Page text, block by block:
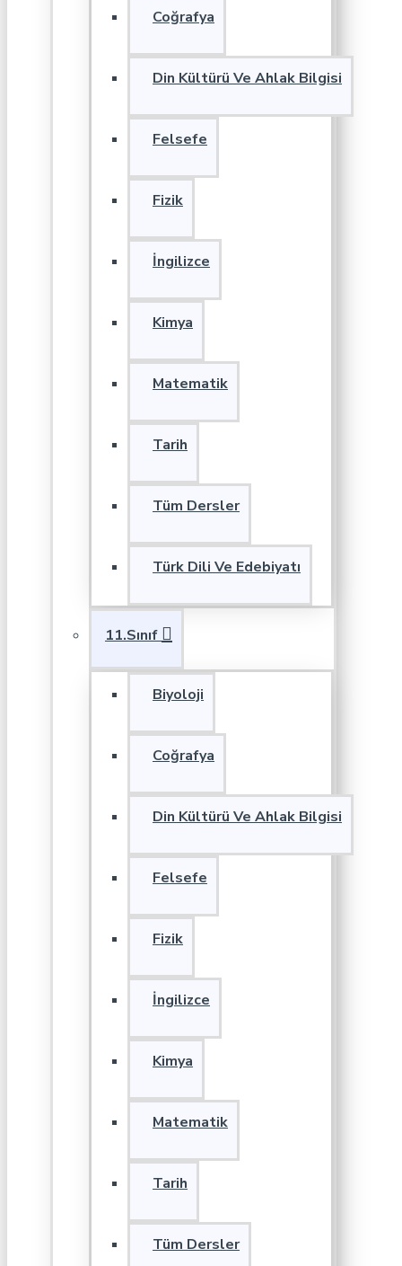
Coğrafya
Din Kültürü Ve Ahlak Bilgisi
Felsefe
Fizik
İngilizce
Kimya
Matematik
Tarih
Tüm Dersler
Türk Dili Ve Edebiyatı
11.Sınıf
Biyoloji
Coğrafya
Din Kültürü Ve Ahlak Bilgisi
Felsefe
Fizik
İngilizce
Kimya
Matematik
Tarih
Tüm Dersler